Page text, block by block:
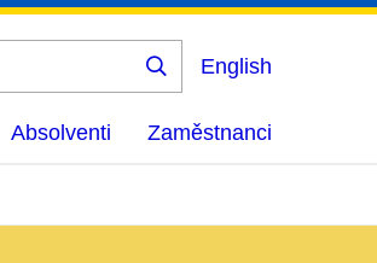
Vyhledat
English
Absolventi Zaměstnanci